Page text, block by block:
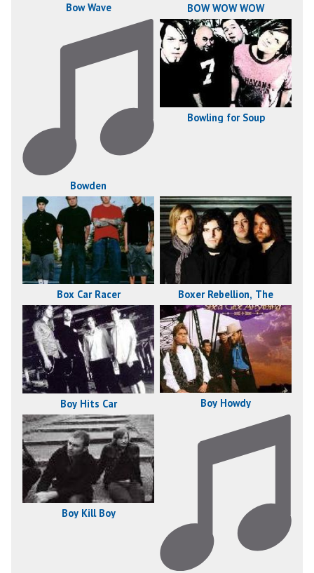
Bow Wave BOW WOW WOW
Bowden
Bowling for Soup
Box Car Racer Boxer Rebellion, The
Boy Hits Car Boy Howdy
Boy Kill Boy